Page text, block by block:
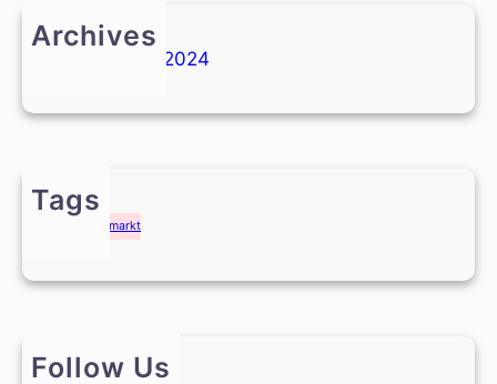
Archives
Februar 2024
Tags
Weihnachtsmarkt
Follow Us